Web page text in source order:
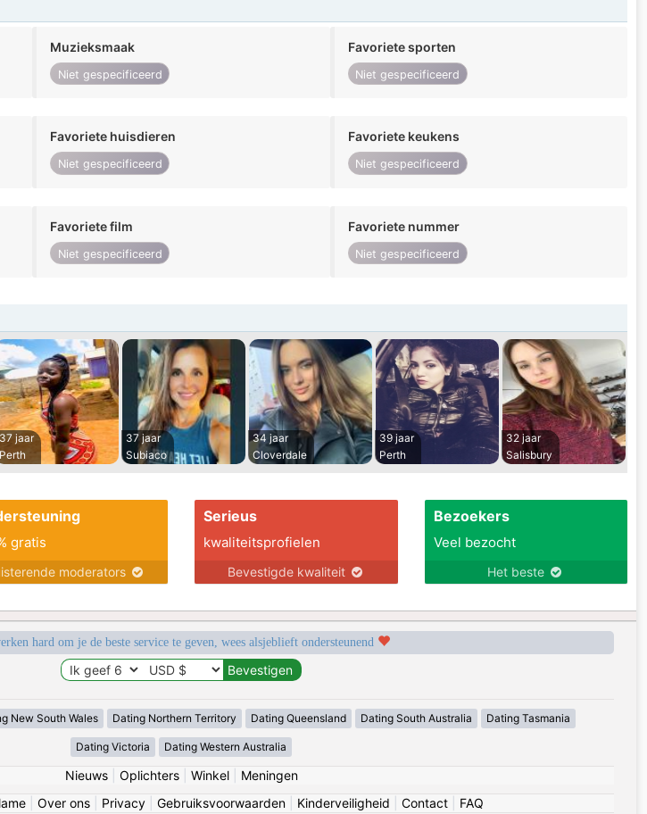
Muzieksmaak
Niet gespecificeerd
Favoriete sporten
Niet gespecificeerd
Favoriete huisdieren
Niet gespecificeerd
Favoriete keukens
Niet gespecificeerd
Favoriete film
Niet gespecificeerd
Favoriete nummer
Niet gespecificeerd
37 jaar
Perth
37 jaar
Subiaco
34 jaar
Cloverdale
39 jaar
Perth
32 jaar
Salisbury
gratis
moderators
Serieus
kwaliteitsprofielen
Bevestigde kwaliteit
Bezoekers
Veel bezocht
Het beste
hard om je de beste service te geven, wees alsjeblieft ondersteunend
New South Wales Dating Northern Territory Dating Queensland Dating South Australia Dating Tasmania
Dating Victoria Dating Western Australia
Nieuws| Oplichters| Winkel| Meningen
Over ons Privacy Gebruiksvoorwaarden Kinderveiligheid Contact FAQ